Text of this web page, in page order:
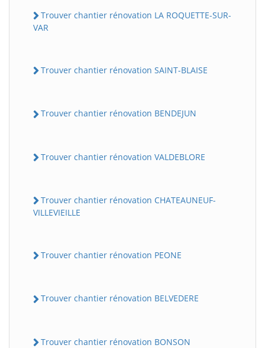
Trouver chantier rénovation LA ROQUETTE-SUR-
VAR
Trouver chantier rénovation SAINT-BLAISE
Trouver chantier rénovation BENDEJUN
Trouver chantier rénovation VALDEBLORE
Trouver chantier rénovation CHATEAUNEUF-
VILLEVIEILLE
Trouver chantier rénovation PEONE
Trouver chantier rénovation BELVEDERE
Trouver chantier rénovation BONSON